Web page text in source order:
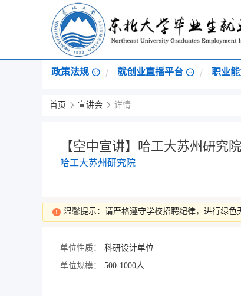
政策法规 就创业直播平台 职业
首页 宣讲会 详情
【空中宣讲】哈工大苏州研究院
哈工大苏州研究院
温馨提示：请严格遵守学校招聘纪律，进行绿色
单位性质： 科研设计单位
单位规模：
500-1000人